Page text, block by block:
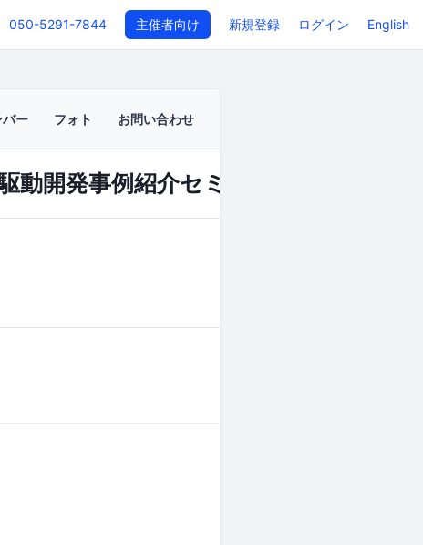
050-5291-7844 主催者向け 新規登録 ログイン English
バー フォト お問い合わせ
開発事例紹介セミナー